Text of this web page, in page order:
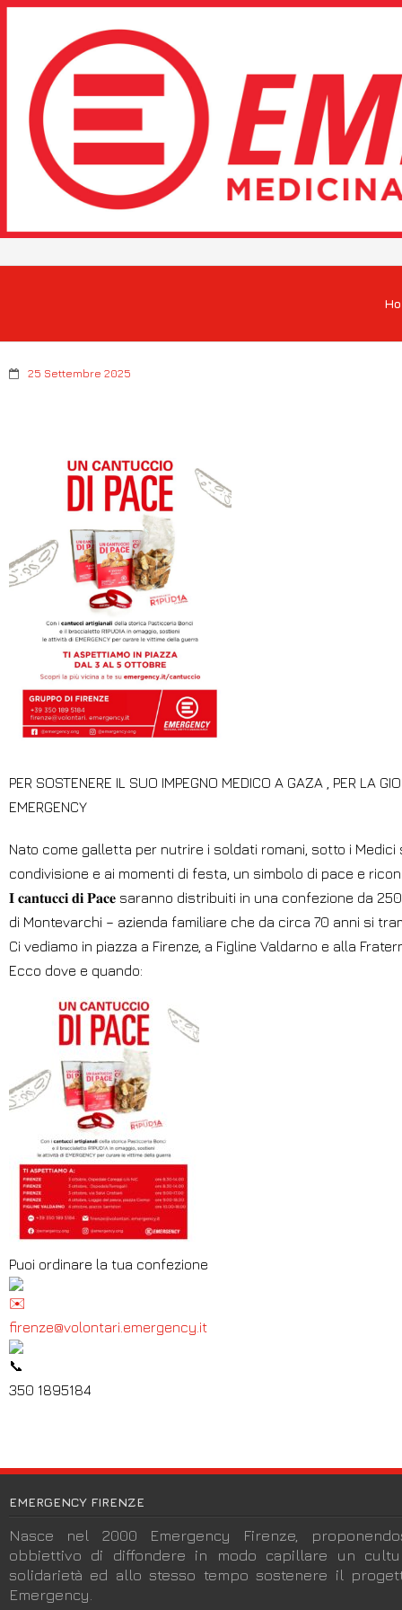
25 Settembre 2025
PER SOSTENERE IL SUO IMPEGNO MEDICO A GAZA , PER LA
EMERGENCY
Nato come galletta per nutrire i soldati romani, sotto i
condivisione e ai momenti di festa, un simbolo di pace e
𝐈 𝐜𝐚𝐧𝐭𝐮𝐜𝐜𝐢 𝐝𝐢 𝐏𝐚𝐜𝐞 saranno distribuiti in una confezione da
di Montevarchi – azienda familiare che da circa 70 anni si
Ci vediamo in piazza a Firenze, a Figline Valdarno e alla
Ecco dove e quando:
Puoi ordinare la tua confezione
firenze@volontari.emergency.it
350 1895184
EMERGENCY FIRENZE
Nasce nel 2000 Emergency Firenze,
obbiettivo di diffondere in modo capillare un
solidarietà ed allo stesso tempo sostenere il
Emergency.